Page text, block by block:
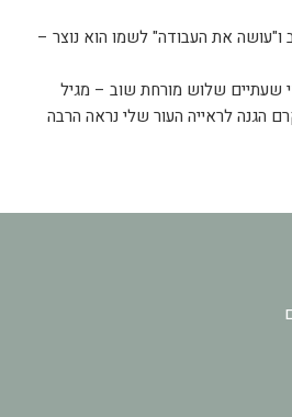
את העבודה" לשמו הוא נוצר –
שעתיים שלוש מורחת שוב – מגיל
הגנה לראייה העור שלי נראה הרבה